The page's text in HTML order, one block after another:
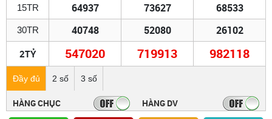
15TR 64937 73627 68533
30TR 40748 52080 26102
2TỶ 547020 719913 982118
Đầy đủ 2 số 3 số
HÀNG CHỤC HÀNG DV